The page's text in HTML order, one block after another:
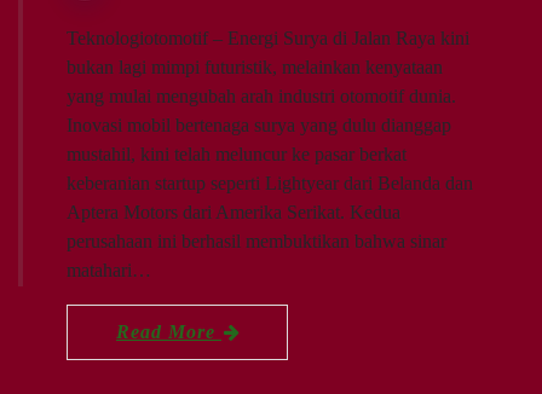
Teknologiotomotif – Energi Surya di Jalan Raya kini
bukan lagi mimpi futuristik, melainkan kenyataan
yang mulai mengubah arah industri otomotif dunia.
Inovasi mobil bertenaga surya yang dulu dianggap
mustahil, kini telah meluncur ke pasar berkat
keberanian startup seperti Lightyear dari Belanda dan
Aptera Motors dari Amerika Serikat. Kedua
perusahaan ini berhasil membuktikan bahwa sinar
matahari…
Read More